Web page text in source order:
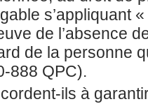
s’appliquant
de l’absence
de la personne
888 QPC).
ils à